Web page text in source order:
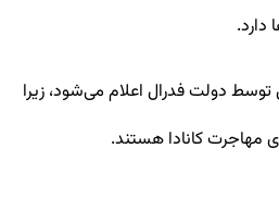
دارد.
دولت فدرال اعلام می‌شود، زیرا
مهاجرت کانادا هستند.